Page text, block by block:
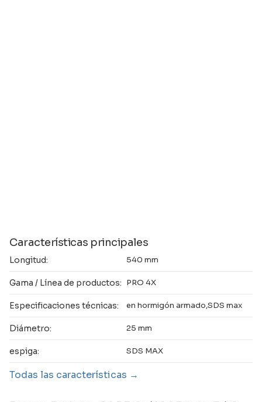
Características principales
Longitud: 540 mm
Gama / Línea de productos: PRO 4X
Especificaciones técnicas: en hormigón armado,SDS max
Diámetro: 25 mm
espiga: SDS MAX
Todas las características